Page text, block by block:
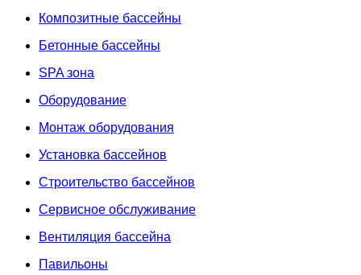
Композитные бассейны
Бетонные бассейны
SPA зона
Оборудование
Монтаж оборудования
Установка бассейнов
Строительство бассейнов
Сервисное обслуживание
Вентиляция бассейна
Павильоны